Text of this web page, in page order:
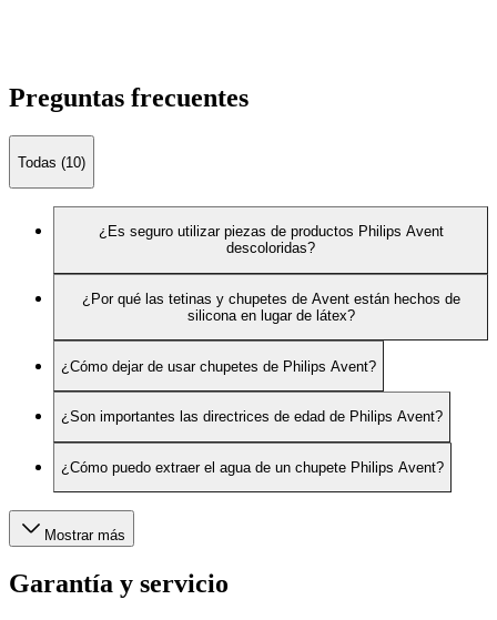
Preguntas frecuentes
Todas (10)
¿Es seguro utilizar piezas de productos Philips Avent
descoloridas?
¿Por qué las tetinas y chupetes de Avent están hechos de
silicona en lugar de látex?
¿Cómo dejar de usar chupetes de Philips Avent?
¿Son importantes las directrices de edad de Philips Avent?
¿Cómo puedo extraer el agua de un chupete Philips Avent?
Mostrar más
Garantía y servicio